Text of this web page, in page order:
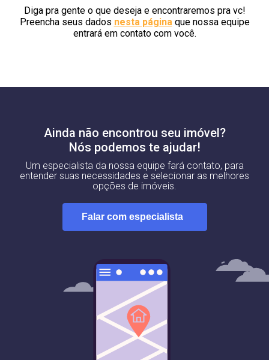
Diga pra gente o que deseja e encontraremos pra vc!
Preencha seus dados nesta páginaque nossa equipe
entrará em contato com você.
Ainda não encontrou seu imóvel?
Nós podemos te ajudar!
Um especialista da nossa equipe fará contato, para
entender suas necessidades e selecionar as melhores
opções de imóveis.
Falar com especialista